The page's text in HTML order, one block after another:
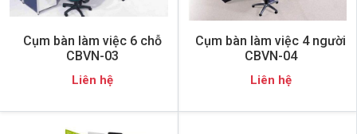
Cụm bàn làm việc 6 chỗ
CBVN-03
Liên hệ
Cụm bàn làm việc 4 người
CBVN-04
Liên hệ